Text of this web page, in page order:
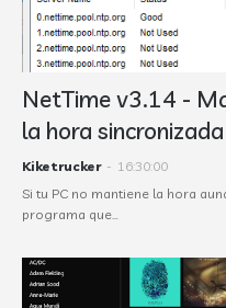
NetTime v3.14 -
la hora sincronizada
Kiketrucker - 16:30:00
Si tu PC no mantiene la hora
programa que…